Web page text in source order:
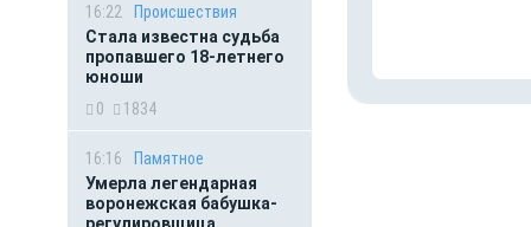
16:22
Происшествия
Стала известна судьба
пропавшего 18-летнего
юноши
0
1834
16:16
Памятное
Умерла легендарная
воронежская бабушка-